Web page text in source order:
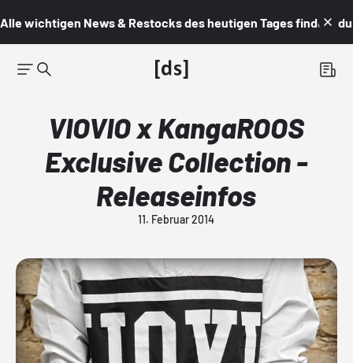
Alle wichtigen News & Restocks des heutigen Tages findest du
VIOVIO x KangaROOS
Exclusive Collection -
Releaseinfos
11. Februar 2014